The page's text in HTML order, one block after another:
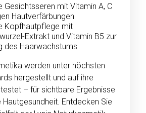
Gesichtsseren mit Vitamin A, C
Hautverfärbungen
Kopfhautpflege mit
Extrakt und Vitamin B5 zur
des Haarwachstums
werden unter höchsten
hergestellt und auf ihre
– für sichtbare Ergebnisse
Hautgesundheit. Entdecken Sie